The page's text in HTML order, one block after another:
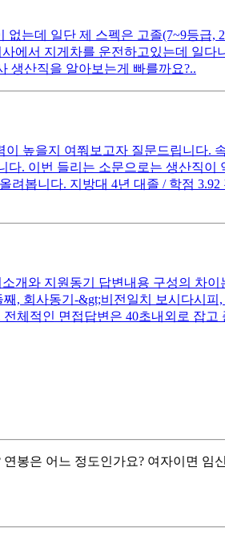
는데 일단 제 스펙은 고졸(7~9등급,
에서 지게차를 운전하고있는데 일
생산직을 알아보는게 빠를까요?..
높을지 여쭤보고자 질문드립니다.
. 이번 들리는 소문으로는 생산직이
봅니다. 지방대 4년 대졸 / 학점
개와 지원동기 답변내용 구성의 차
, 회사동기-&gt;비전일치 보시다시
체적인 면접답변은 40초내외로 잡
봉은 어느 정도인가요? 여자이면